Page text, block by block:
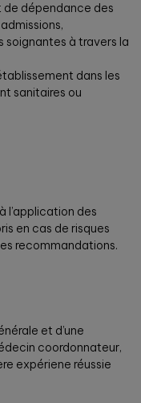
de dépendance des
soignantes à travers la
dans les
sanitaires ou
l’application des
en cas de risques
recommandations.
et d’une
coordonnateur,
expériene réussie